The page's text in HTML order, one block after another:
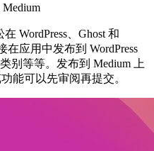
Medium
WordPress、Ghost 和
应用中发布到 WordPress
别等等。发布到 Medium 上
能可以先审阅再提交。